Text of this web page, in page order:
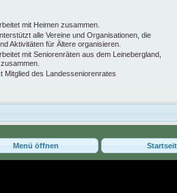
Menü öffnen
mit Heimen zusammen.
alle Vereine und Organisationen, die
Aktivitäten für Ältere organisieren.
mit Seniorenräten aus dem Leinebergland,
Mitglied des Landesseniorenrates